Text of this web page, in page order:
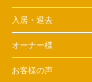
入居・退去
オーナー様
お客様の声